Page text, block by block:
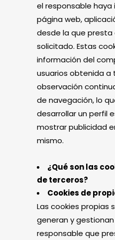
el responsable haya
página web,
desde la que presta
solicitado. Estas
información del
usuarios obtenida a
observación
de navegación, lo
desarrollar un perfil
mostrar publicidad
mismo.
¿Qué son las
de terceros?
Cookies de
Las cookies propias
generan y
responsable que